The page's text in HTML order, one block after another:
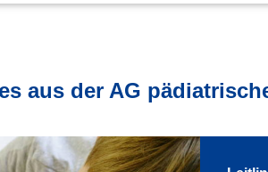
aus der AG